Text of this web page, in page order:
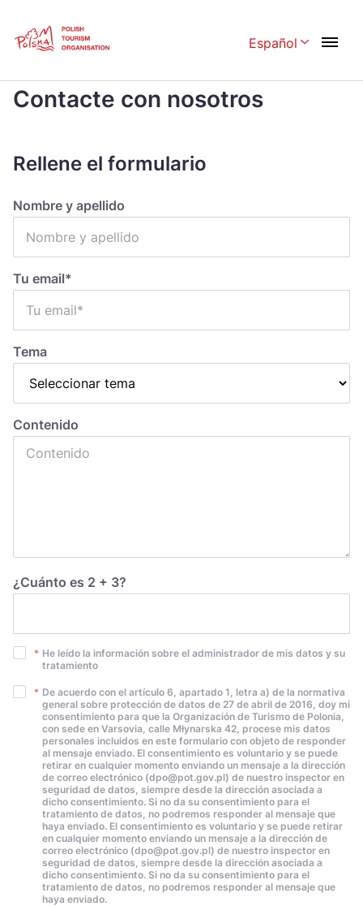
Español
Polski English
Dansk Deutschland
Español
Italiano
Suomi Svenska
Україна
Contacte con nosotros
Rellene el formulario
Nombre y apellido
Tu email*
Tema
Contenido
¿Cuánto es 2 + 3?
* He leído la información sobre el administrador de mis datos y su
tratamiento
* De acuerdo con el artículo 6, apartado 1, letra a) de la normativa
general sobre protección de datos de 27 de abril de 2016, doy mi
consentimiento para que la Organización de Turismo de Polonia,
con sede en Varsovia, calle Młynarska 42, procese mis datos
personales incluidos en este formulario con objeto de responder
al mensaje enviado. El consentimiento es voluntario y se puede
retirar en cualquier momento enviando un mensaje a la dirección
de correo electrónico (dpo@pot.gov.pl) de nuestro inspector en
seguridad de datos, siempre desde la dirección asociada a
dicho consentimiento. Si no da su consentimiento para el
tratamiento de datos, no podremos responder al mensaje que
haya enviado. El consentimiento es voluntario y se puede retirar
en cualquier momento enviando un mensaje a la dirección de
correo electrónico (dpo@pot.gov.pl) de nuestro inspector en
seguridad de datos, siempre desde la dirección asociada a
dicho consentimiento. Si no da su consentimiento para el
tratamiento de datos, no podremos responder al mensaje que
haya enviado.